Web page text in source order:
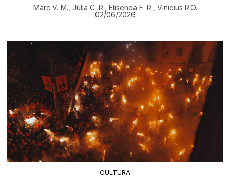
Marc V. M., Júlia C .R., Elisenda F. R., Vinicius R.O.
02/06/2026
CULTURA